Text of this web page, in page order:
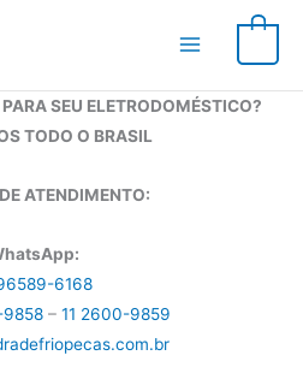
SEU ELETRODOMÉSTICO?
TODO O BRASIL
ATENDIMENTO:
6168
9858 – 11 2600-9859